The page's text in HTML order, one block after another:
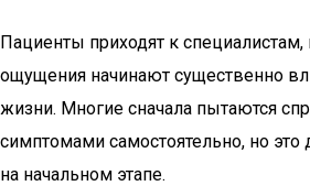
Пациенты приходят к
ощущения начинают существенно
жизни. Многие сначала пытаются
симптомами самостоятельно, но это
на начальном этапе.